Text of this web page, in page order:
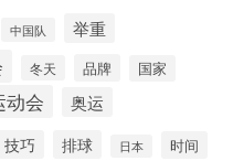
中国队 举重
冬天 品牌 国家
动会 奥运
技巧 排球 日本 时间